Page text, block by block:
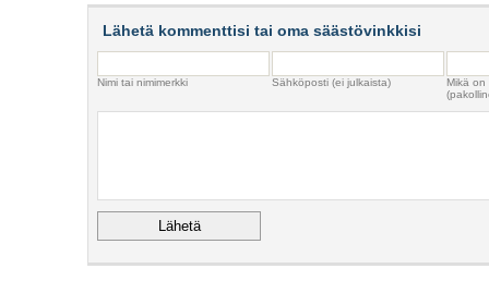
Lähetä kommenttisi tai oma säästövinkkisi
Nimi tai nimimerkki Sähköposti (ei julkaista)
Mikä